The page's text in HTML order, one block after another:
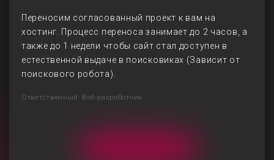
Переносим согласованный проект к вам на
хостинг. Процесс переноса занимает до 2 часов, а
также до 1 недели чтобы сайт стал доступен в
естественной выдаче в поисковиках (Зависит от
поискового робота).
Ответственный: Веб-разработчик